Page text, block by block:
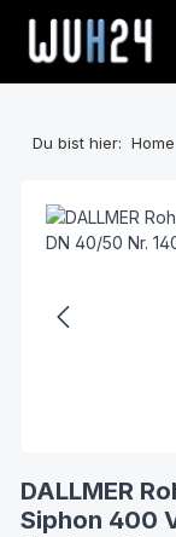
Zum Hauptinhalt
Du bist hier: Home
DALLMER
Siphon 400